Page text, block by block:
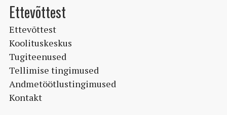
Ettevõttest
Ettevõttest
Koolituskeskus
Tugiteenused
Tellimise tingimused
Andmetöötlustingimused
Kontakt